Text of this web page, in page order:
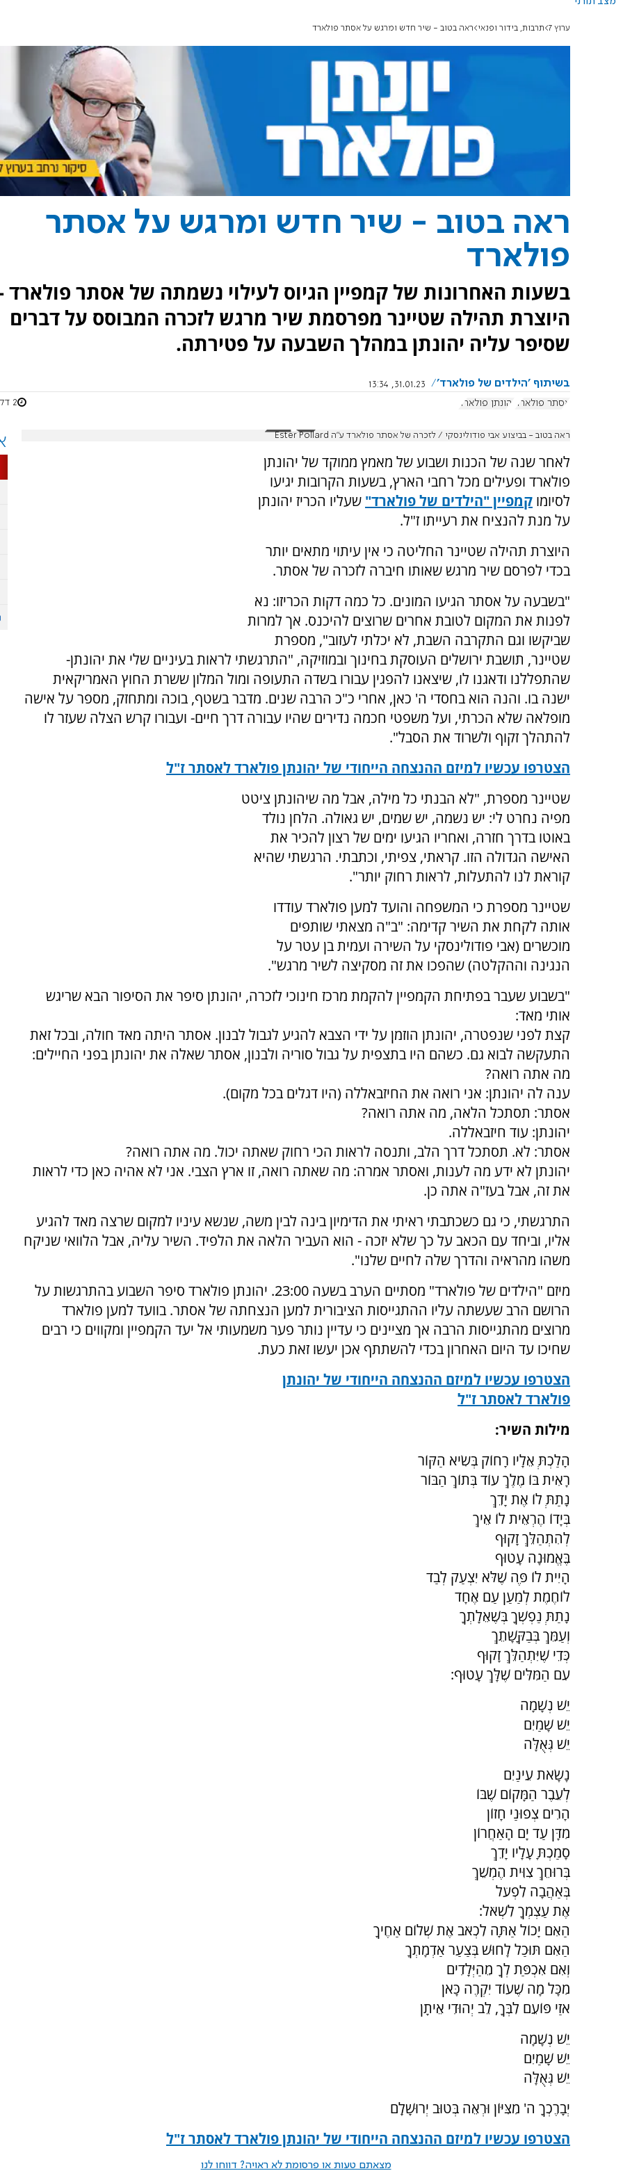
ערוץ 7 תרבות, בידור ופנאי ראה בטוב - שיר חדש ומרגש על אסתר פולארד
ראה בטוב - שיר חדש ומרגש על אסתר
פולארד
בשעות האחרונות של קמפיין הגיוס לעילוי נשמתה של אסתר פולארד
היוצרת תהילה שטיינר מפרסמת שיר מרגש לזכרה המבוסס על דברים
שסיפר עליה יהונתן במהלך השבעה על פטירתה.
בשיתוף 'הילדים של פולארד'
31.01.23, 13:34
אסתר פולארד
יהונתן פולארד 2 דקות
ראה בטוב - בביצוע אבי פודולינסקי / לזכרה של אסתר פולארד ע"ה Ester Pollard
לאחר שנה של הכנות ושבוע של מאמץ ממוקד של יהונתן
פולארד ופעילים מכל רחבי הארץ, בשעות הקרובות יגיעו
לסיומו קמפיין "הילדים של פולארד" שעליו הכריז יהונתן
על מנת להנציח את רעייתו ז"ל.
היוצרת תהילה שטיינר החליטה כי אין עיתוי מתאים יותר
בכדי לפרסם שיר מרגש שאותו חיברה לזכרה של אסתר.
"בשבעה על אסתר הגיעו המונים. כל כמה דקות הכריזו: נא
לפנות את המקום לטובת אחרים שרוצים להיכנס. אך למרות
שביקשו וגם התקרבה השבת, לא יכלתי לעזוב", מספרת
שטיינר, תושבת ירושלים העוסקת בחינוך ובמוזיקה, "התרגשתי לראות בעיניים שלי את יהונתן-
שהתפללנו ודאגנו לו, שיצאנו להפגין עבורו בשדה התעופה ומול המלון ששרת החוץ האמריקאית
ישנה בו. והנה הוא בחסדי ה' כאן, אחרי כ"כ הרבה שנים. מדבר בשטף, בוכה ומתחזק, מספר על אישה
מופלאה שלא הכרתי, ועל משפטי חכמה נדירים שהיו עבורה דרך חיים- ועבורו קרש הצלה שעזר לו
להתהלך זקוף ולשרוד את הסבל".
הצטרפו עכשיו למיזם ההנצחה הייחודי של יהונתן פולארד לאסתר ז"ל
שטיינר מספרת, "לא הבנתי כל מילה, אבל מה שיהונתן ציטט
מפיה נחרט לי: יש נשמה, יש שמים, יש גאולה. הלחן נולד
באוטו בדרך חזרה, ואחריו הגיעו ימים של רצון להכיר את
האישה הגדולה הזו. קראתי, צפיתי, וכתבתי. הרגשתי שהיא
קוראת לנו להתעלות, לראות רחוק יותר".
שטיינר מספרת כי המשפחה והועד למען פולארד עודדו
אותה לקחת את השיר קדימה: "ב"ה מצאתי שותפים
מוכשרים (אבי פודולינסקי על השירה ועמית בן עטר על
הנגינה וההקלטה) שהפכו את זה מסקיצה לשיר מרגש".
"בשבוע שעבר בפתיחת הקמפיין להקמת מרכז חינוכי לזכרה, יהונתן סיפר את הסיפור הבא שריגש
אותי מאד:
קצת לפני שנפטרה, יהונתן הוזמן על ידי הצבא להגיע לגבול לבנון. אסתר היתה מאד חולה, ובכל זאת
התעקשה לבוא גם. כשהם היו בתצפית על גבול סוריה ולבנון, אסתר שאלה את יהונתן בפני החיילים:
מה אתה רואה?
ענה לה יהונתן: אני רואה את החיזבאללה (היו דגלים בכל מקום).
אסתר: תסתכל הלאה, מה אתה רואה?
יהונתן: עוד חיזבאללה.
אסתר: לא. תסתכל דרך הלב, ותנסה לראות הכי רחוק שאתה יכול. מה אתה רואה?
יהונתן לא ידע מה לענות, ואסתר אמרה: מה שאתה רואה, זו ארץ הצבי. אני לא אהיה כאן כדי לראות
את זה, אבל בעז"ה אתה כן.
התרגשתי, כי גם כשכתבתי ראיתי את הדימיון בינה לבין משה, שנשא עיניו למקום שרצה מאד להגיע
אליו, וביחד עם הכאב על כך שלא יזכה - הוא העביר הלאה את הלפיד. השיר עליה, אבל הלוואי שניקח
משהו מהראיה והדרך שלה לחיים שלנו".
מיזם "הילדים של פולארד" מסתיים הערב בשעה 23:00. יהונתן פולארד סיפר השבוע בהתרגשות על
הרושם הרב שעשתה עליו ההתגייסות הציבורית למען הנצחתה של אסתר. בוועד למען פולארד
מרוצים מהתגייסות הרבה אך מציינים כי עדיין נותר פער משמעותי אל יעד הקמפיין ומקווים כי רבים
שחיכו עד היום האחרון בכדי להשתתף אכן יעשו זאת כעת.
הצטרפו עכשיו למיזם ההנצחה הייחודי של יהונתן
פולארד לאסתר ז"ל
מילות השיר:
הָלַכְתְּ אֵלָיו רָחוֹק בְּשִׂיא הַקּוֹר
רָאִית בּוֹ מֶלֶךְ עוֹד בְּתוֹךְ הַבּוֹר
נָתַתְּ לוֹ אֶת יָדֵךְ
בְּיָדוֹ הֶרְאֵית לוֹ אֵיךְ
לְהִתְהַלֵּךְ זָקוּף
בֶּאֱמוּנָה עָטוּף
הָיִית לוֹ פֶּה שֶׁלֹּא יִצְעַק לְבַד
לוֹחֶמֶת לְמַעַן עַם אֶחָד
נָתַתְּ נַפְשְׁךָ בְּשֶׁאֵלָתְךָ
וְעַמֵּךְ בְּבַקָּשָׁתֵךְ
כְּדֵי שֶׁיִּתְהַלֵּךְ זָקוּף
עִם הַמִּלִּים שֶׁלָּךְ עָטוּף:
יֵשׁ נְשָׁמָה
יֵשׁ שָׁמַיִם
יֵשׁ גְּאֻלָּה
נָשָׂאת עֵינַיִם
לְעֵבֶר הַמָּקוֹם שֶׁבּוֹ
הָרִים צְפוּנַי חָזוֹן
מִדָּן עַד יָם הָאַחֲרוֹן
סָמַכְתָּ עָלָיו יָדֵךְ
בְּרוּחֵךְ צִוִּית הֶמְשֵׁךְ
בְּאַהֲבָה לִפְעֹל
אֶת עַצְמְךָ לִשְׁאֹל:
הַאִם יָכוֹל אַתָּה לִכְאֹב אֶת שְׁלוֹם אַחֶיךָ
הַאִם תּוּכַל לָחוּשׁ בְּצַעַר אַדְמָתְךָ
וְאִם אִכְפַּת לְךָ מֵהַיְּלָדִים
מִכָּל מָה שֶׁעוֹד יִקְרֶה כָּאן
אזַי פּוֹעֵם לִבְּךָ, לֵב יְהוּדִי אֵיתָן
יֵשׁ נְשָׁמָה
יֵשׁ שָׁמַיִם
יֵשׁ גְּאֻלָּה
יְבָרֶכְךָ ה' מִצִּיּוֹן וּרְאֵה בְּטוּב יְרוּשָׁלִָם
הצטרפו עכשיו למיזם ההנצחה הייחודי של יהונתן פולארד לאסתר ז"ל
מצאתם טעות או פרסומת לא ראויה? דווחו לנו